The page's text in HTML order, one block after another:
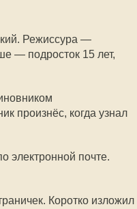
Режиссура —
— подросток 15 лет,
произнёс, когда узнал
электронной почте.
Коротко изложил